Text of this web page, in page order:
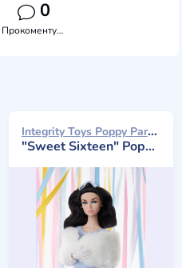
0
Прокоментувати
Integrity Toys Poppy Parker 2026
"Sweet Sixteen" Poppy Parker